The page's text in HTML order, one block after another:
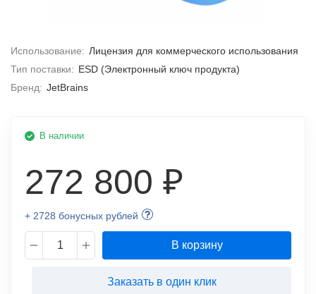
Использование: Лицензия для коммерческого использования
Тип поставки: ESD (Электронный ключ продукта)
Бренд: JetBrains
В наличии
272 800 ₽
+ 2728 бонусных рублей
В корзину
Заказать в один клик